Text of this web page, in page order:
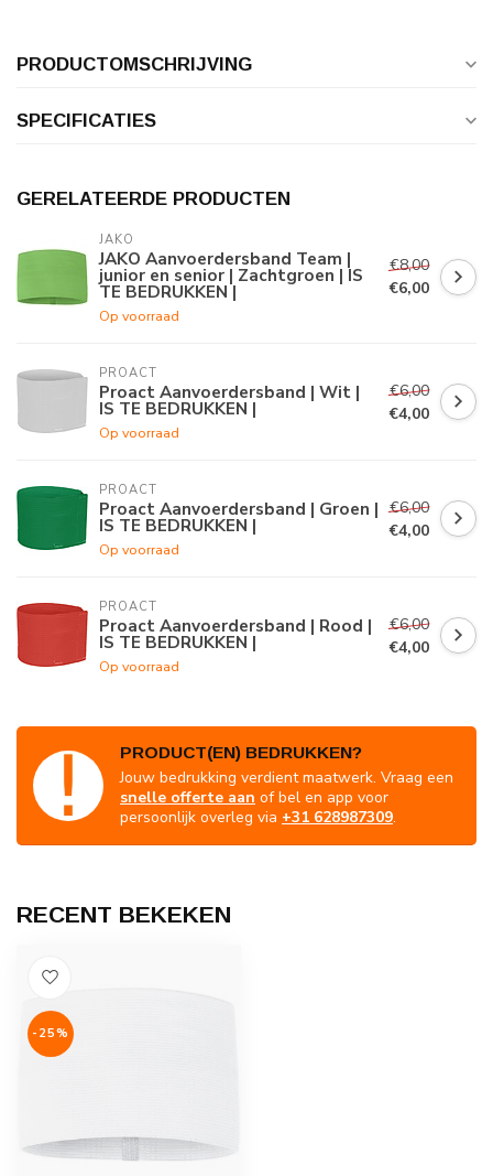
PRODUCTOMSCHRIJVING
SPECIFICATIES
GERELATEERDE PRODUCTEN
JAKO
JAKO Aanvoerdersband Team |
junior en senior | Zachtgroen | IS
TE BEDRUKKEN |
Op voorraad
€8,00
€6,00
PROACT
Proact Aanvoerdersband | Wit |
IS TE BEDRUKKEN |
Op voorraad
€6,00
€4,00
PROACT
Proact Aanvoerdersband | Groen |
IS TE BEDRUKKEN |
Op voorraad
€6,00
€4,00
PROACT
Proact Aanvoerdersband | Rood |
IS TE BEDRUKKEN |
Op voorraad
€6,00
€4,00
PRODUCT(EN) BEDRUKKEN?
Jouw bedrukking verdient maatwerk. Vraag een
snelle offerte aan of bel en app voor
persoonlijk overleg via +31 628987309.
RECENT BEKEKEN
-25%